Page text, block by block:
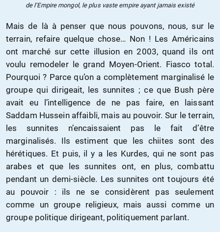
de l’Empire mongol, le plus vaste empire ayant jamais existé
Mais de là à penser que nous pouvons, nous, sur le
terrain, refaire quelque chose… Non ! Les Américains
ont marché sur cette illusion en 2003, quand ils ont
voulu remodeler le grand Moyen-Orient. Fiasco total.
Pourquoi ? Parce qu’on a complètement marginalisé le
groupe qui dirigeait, les sunnites ; ce que Bush père
avait eu l’intelligence de ne pas faire, en laissant
Saddam Hussein affaibli, mais au pouvoir. Sur le terrain,
les sunnites n’encaissaient pas le fait d’être
marginalisés. Ils estiment que les chiites sont des
hérétiques. Et puis, il y a les Kurdes, qui ne sont pas
arabes et que les sunnites ont, en plus, combattu
pendant un demi-siècle. Les sunnites ont toujours été
au pouvoir : ils ne se considèrent pas seulement
comme un groupe religieux, mais aussi comme un
groupe politique dirigeant, politiquement parlant.